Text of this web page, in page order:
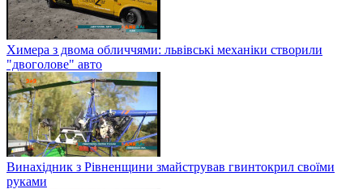
Химера з двома обличчями: львівські механіки створили
"двоголове" авто
Винахідник з Рівненщини змайстрував гвинтокрил своїми
руками